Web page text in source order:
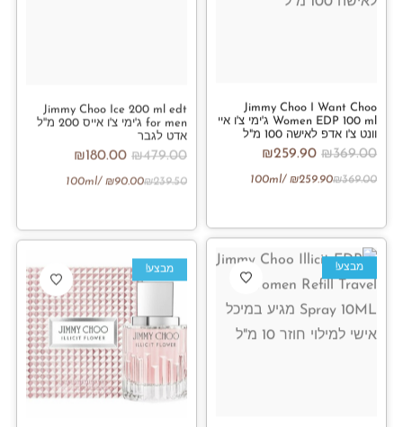
Jimmy Choo I Want Choo
Women EDP 100 ml ג'ימי צ'ו איי
וונט צ'ו אדפ לאישה 100 מ"ל
₪369.00
₪259.90
₪369.00
₪259.90
/100ml
Jimmy Choo Ice 200 ml edt
for men ג'ימי צ'ו אייס 200 מ''ל
אדט לגבר
₪479.00
₪180.00
₪239.50
₪90.00
/100ml
מבצע! מבצע!